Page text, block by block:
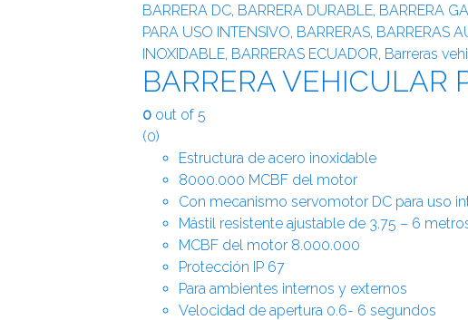
BARRERA DC, BARRERA DURABLE, BARRERA
PARA USO INTENSIVO, BARRERAS, BARRERAS
INOXIDABLE, BARRERAS ECUADOR, Barreras
BARRERA VEHICULAR
0 out of 5
(0)
Estructura de acero inoxidable
8000.000 MCBF del motor
Con mecanismo servomotor DC para uso
Mástil resistente ajustable de 3.75 – 6
MCBF del motor 8.000.000
Protección IP 67
Para ambientes internos y externos
Velocidad de apertura 0.6- 6 segundos